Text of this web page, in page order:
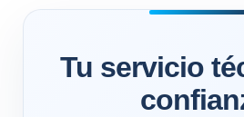
Tu servicio